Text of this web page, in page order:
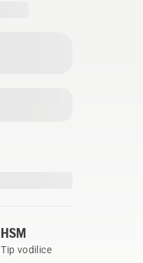
HSM
Tip vodilice